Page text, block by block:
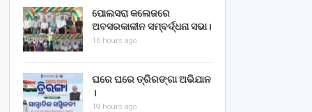
ପୋଲସରା କଲେଜରେ
ଅବସରକାଳୀନ ସମ୍ବର୍ଦ୍ଧନା ସଭା।
16 hours ago
ଘରେ ଘରେ ତ୍ରିରଙ୍ଗା ଅଭିଯାନ
।
19 hours ago